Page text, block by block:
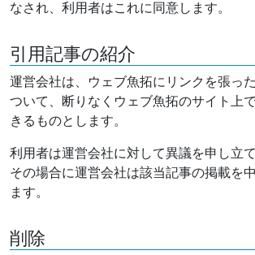
なされ、利用者はこれに同意します。
引用記事の紹介
運営会社は、ウェブ魚拓にリンクを張っ
ついて、断りなくウェブ魚拓のサイト上
きるものとします。
利用者は運営会社に対して異議を申し立
その場合に運営会社は該当記事の掲載を
ます。
削除